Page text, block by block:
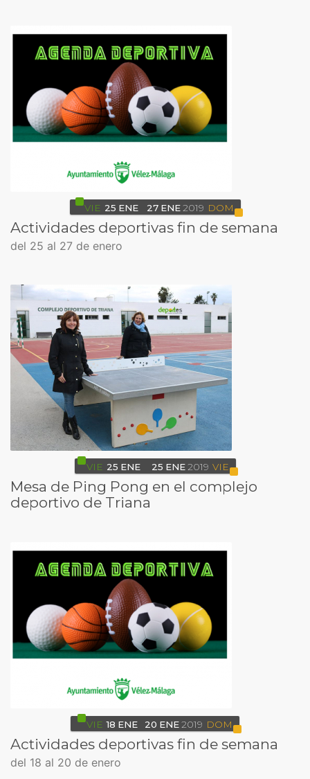
VIE 25 ENE 27 ENE 2019 DOM
Actividades deportivas fin de semana
del 25 al 27 de enero
VIE 25 ENE 25 ENE 2019 VIE
Mesa de Ping Pong en el complejo
deportivo de Triana
VIE 18 ENE 20 ENE2019 DOM
Actividades deportivas fin de semana
del 18 al 20 de enero